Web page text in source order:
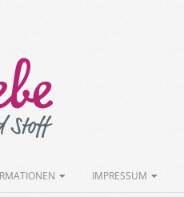
IMPRESSUM